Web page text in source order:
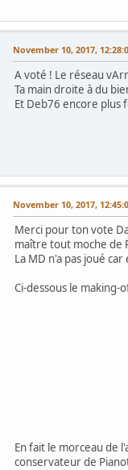
November 10, 2017,
A voté ! Le réseau
Ta main droite à du
Et Deb76 encore
November 10, 2017,
Merci pour ton vote
maître tout moche de
La MD n'a pas joué
Ci-dessous le making-
En fait le morceau de
conservateur de